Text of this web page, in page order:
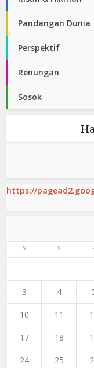
Pandangan Dunia
Perspektif
Renungan
Sosok
https://
S S
3 4
10 11
17 18
24 25